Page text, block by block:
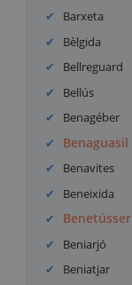
Barxeta
Bèlgida
Bellreguard
Bellús
Benagéber
Benaguasil
Benavites
Beneixida
Benetússer
Beniarjó
Beniatjar